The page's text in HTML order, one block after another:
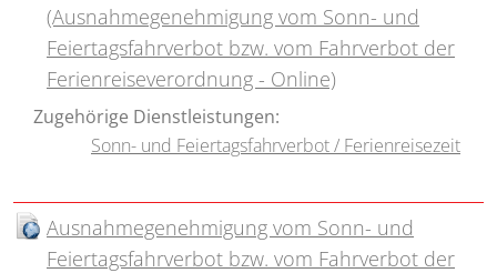
(Ausnahmegenehmigung vom Sonn- und
Feiertagsfahrverbot bzw. vom Fahrverbot der
Ferienreiseverordnung - Online)
Zugehörige Dienstleistungen:
Sonn- und Feiertagsfahrverbot / Ferienreisezeit
Ausnahmegenehmigung vom Sonn- und
Feiertagsfahrverbot bzw. vom Fahrverbot der